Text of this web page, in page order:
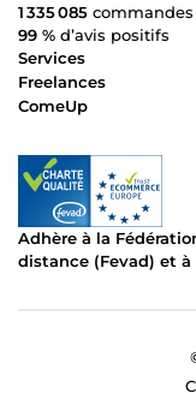
1 335 085
99 % d’avis positifs
Services
Freelances
ComeUp
Adhère à la
distance (Fevad) et